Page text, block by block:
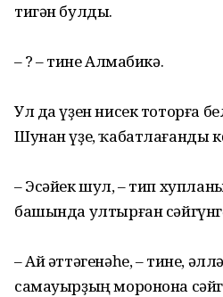
тигән булды.
– Ә? – тине Алмабикә.
Ул да үҙен нисек тоторға
Шунан үҙе, ҡабатлағанды
– Эсәйек шул, – тип
башында ултырған
– Ай әттәгенәһе, – тине,
самауырҙың моронона